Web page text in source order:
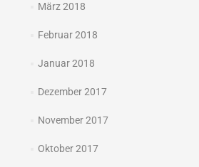
März 2018
Februar 2018
Januar 2018
Dezember 2017
November 2017
Oktober 2017